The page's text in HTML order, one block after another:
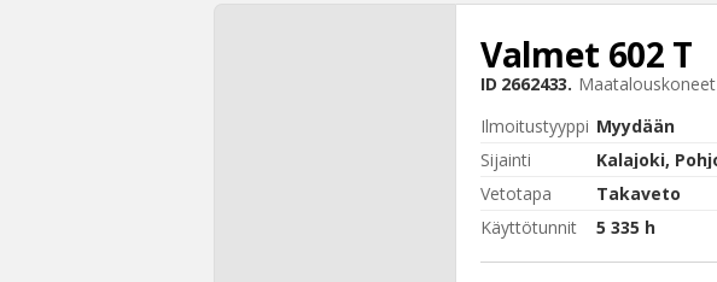
Valmet 602 T
ID 2662433. Maatalouskoneet
Ilmoitustyyppi Myydään
Sijainti
Vetotapa
Takaveto
Käyttötunnit
5 335 h